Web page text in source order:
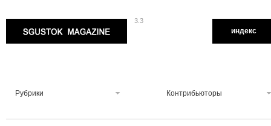
3.3
индекс
Рубрики Контрибьюторы